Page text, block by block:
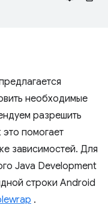
необходимые
разрешить
это помогает
зависимостей. Для
Java Development
строки Android
.